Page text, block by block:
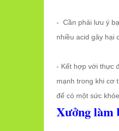
- Cần phải lưu ý
nhiều acid gây hại
- Kết hợp với thực
mạnh trong khi cơ
để có một sức
Xưởng làm